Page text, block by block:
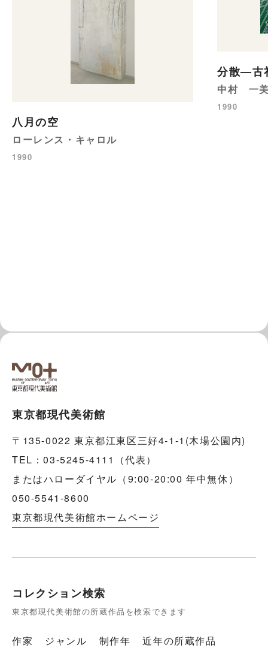
八月の空
ローレンス・キャロル
1990
分散—古
中村 一
1990
東京都現代美術館
〒135-0022 東京都江東区三好4-1-1(木場公園内)
TEL：03-5245-4111（代表）
またはハローダイヤル（9:00-20:00 年中無休）
050-5541-8600
東京都現代美術館ホームページ
コレクション検索
東京都現代美術館の所蔵作品を検索できます
作家 ジャンル 制作年
近年の所蔵作品